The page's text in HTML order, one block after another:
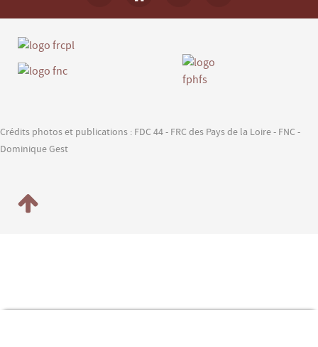
Crédits photos et publications : FDC 44 - FRC des Pays de la Loire - FNC -
Dominique Gest